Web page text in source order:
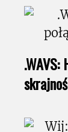
.WAVS: